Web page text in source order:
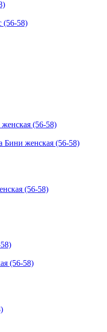
(56-58)
Бини женская (56-58)
(56-58)
(56-58)